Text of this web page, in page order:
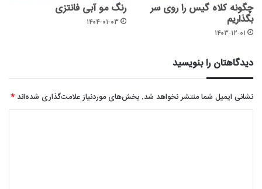
چگونه کلاه گیس را روی سر
بگذاریم
۱۴۰۳-۱۲-۰۱
رنگ‌ مو آبی فانتزی
۱۴۰۴-۰۱-۰۳
دیدگاهتان را بنویسید
نشانی ایمیل شما منتشر نخواهد شد. بخش‌های موردنیاز علامت‌گذاری شده‌اند*